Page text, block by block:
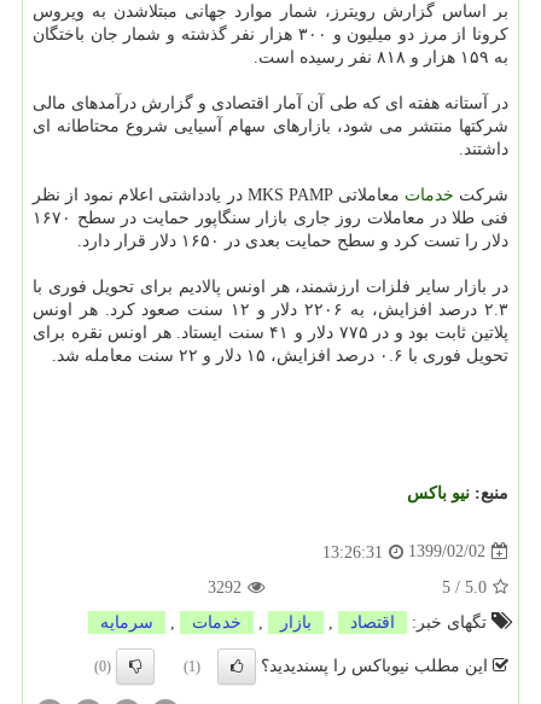
بر اساس گزارش رویترز، شمار موارد جهانی مبتلاشدن به ویروس
كرونا از مرز دو میلیون و ۳۰۰ هزار نفر گذشته و شمار جان باختگان
به ۱۵۹ هزار و ۸۱۸ نفر رسیده است.
در آستانه هفته ای كه طی آن آمار اقتصادی و گزارش درآمدهای مالی
شركتها منتشر می شود، بازارهای سهام آسیایی شروع محتاطانه ای
داشتند.
شركت خدمات
معاملاتی MKS PAMP در یادداشتی اعلام نمود از نظر
فنی طلا در معاملات روز جاری بازار سنگاپور حمایت در سطح ۱۶۷۰
دلار را تست كرد و سطح حمایت بعدی در ۱۶۵۰ دلار قرار دارد.
در بازار سایر فلزات ارزشمند، هر اونس پالادیم برای تحویل فوری با
۲.۳ درصد افزایش، به ۲۲۰۶ دلار و ۱۲ سنت صعود كرد. هر اونس
پلاتین ثابت بود و در ۷۷۵ دلار و ۴۱ سنت ایستاد. هر اونس نقره برای
تحویل فوری با ۰.۶ درصد افزایش، ۱۵ دلار و ۲۲ سنت معامله شد.
منبع: نیو باكس
1399/02/02
13:26:31
5.0
/
5
3292
تگهای خبر:
اقتصاد بازار خدمات سرمایه
این مطلب نیوباکس را پسندیدید؟ (1)
(0)